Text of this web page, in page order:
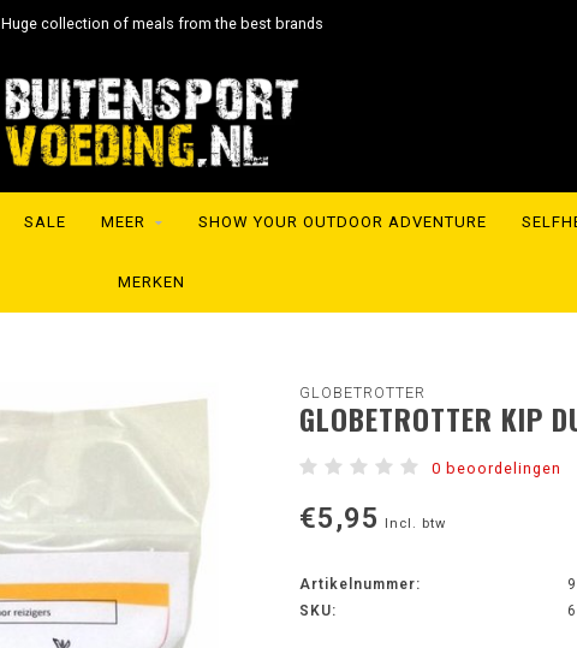
Huge collection of meals from the best brands
SALE MEER SHOW YOUR OUTDOOR ADVENTURE
MERKEN
GLOBETROTTER
GLOBETROTTER KIP
0 beoordelingen
€5,95 Incl. btw
Artikelnummer:
SKU: